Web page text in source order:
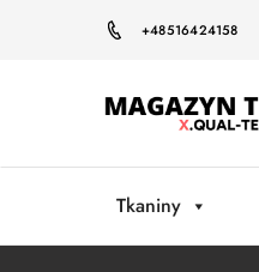
+48516424158
Magazyn
Tkaniny